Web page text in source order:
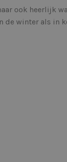
ook heerlijk
winter als in